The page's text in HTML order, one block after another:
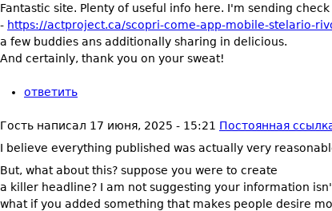
Fantastic site. Plenty of useful info here. I'm sending
- https://actproject.ca/scopri-come-app-mobile-stelario-
a few buddies ans additionally sharing in delicious.
And certainly, thank you on your sweat!
ответить
Гость написал 17 июня, 2025 - 15:21 Постоянная
I believe everything published was actually very
But, what about this? suppose you were to create
a killer headline? I am not suggesting your information
what if you added something that makes people desire